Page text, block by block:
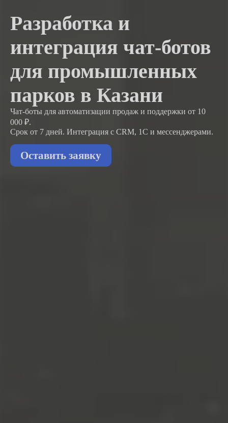
Разработка и
интеграция чат-ботов
для промышленных
парков в Казани
Чат-боты для автоматизации продаж и поддержки от 10
000 ₽.
Срок от 7 дней. Интеграция с CRM, 1С и мессенджерами.
Оставить заявку